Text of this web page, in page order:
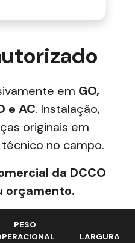
em GO,
e AC. Instalação,
originais em
no campo.
da DCCO
orçamento.
PESO
LARGURA